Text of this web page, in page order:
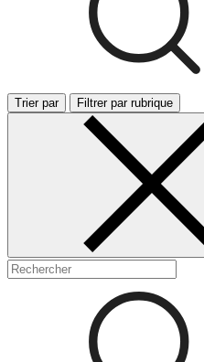
Trier par Filtrer par rubrique